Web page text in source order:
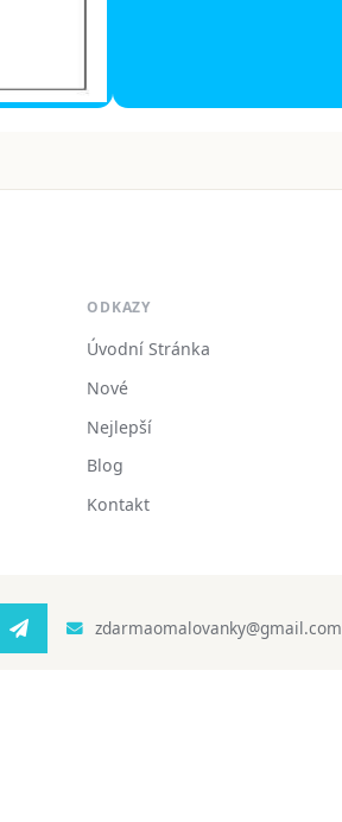
ODKAZY
Úvodní Stránka
Nové
Nejlepší
Blog
Kontakt
zdarmaomalovanky@gmail.com